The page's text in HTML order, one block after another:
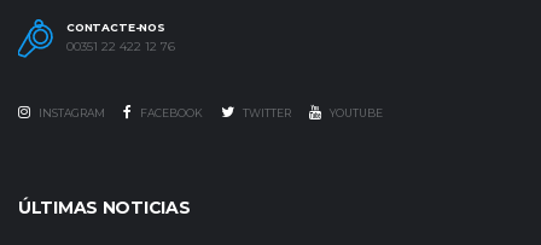
CONTACTE-NOS
00351 22 422 12 76
INSTAGRAM FACEBOOK TWITTER YOUTUBE
ÚLTIMAS NOTICIAS